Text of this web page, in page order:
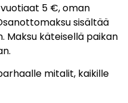
vuotiaat 5 €, oman
sisältää
Maksu käteisellä paikan
mitalit, kaikille